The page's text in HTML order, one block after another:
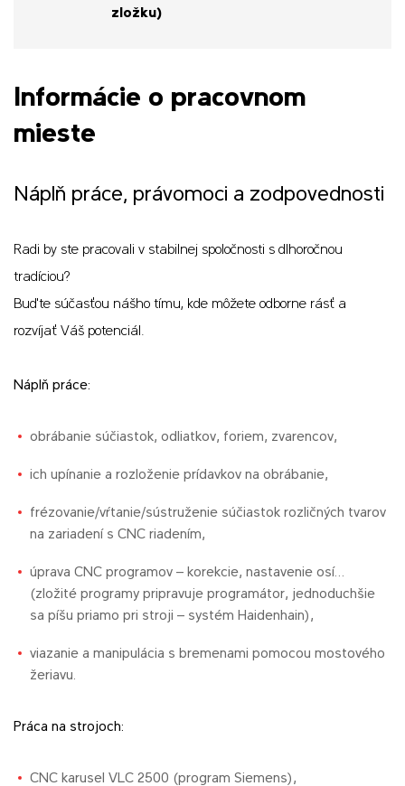
zložku)
Informácie o pracovnom
mieste
Náplň práce, právomoci a zodpovednosti
Radi by ste pracovali v stabilnej spoločnosti s dlhoročnou
tradíciou?
Buďte súčasťou nášho tímu, kde môžete odborne rásť a
rozvíjať Váš potenciál.
Náplň práce:
obrábanie súčiastok, odliatkov, foriem, zvarencov,
ich upínanie a rozloženie prídavkov na obrábanie,
frézovanie/vŕtanie/sústruženie súčiastok rozličných tvarov
na zariadení s CNC riadením,
úprava CNC programov – korekcie, nastavenie osí…
(zložité programy pripravuje programátor, jednoduchšie
sa píšu priamo pri stroji – systém Haidenhain),
viazanie a manipulácia s bremenami pomocou mostového
žeriavu.
Práca na strojoch:
CNC karusel VLC 2500 (program Siemens),